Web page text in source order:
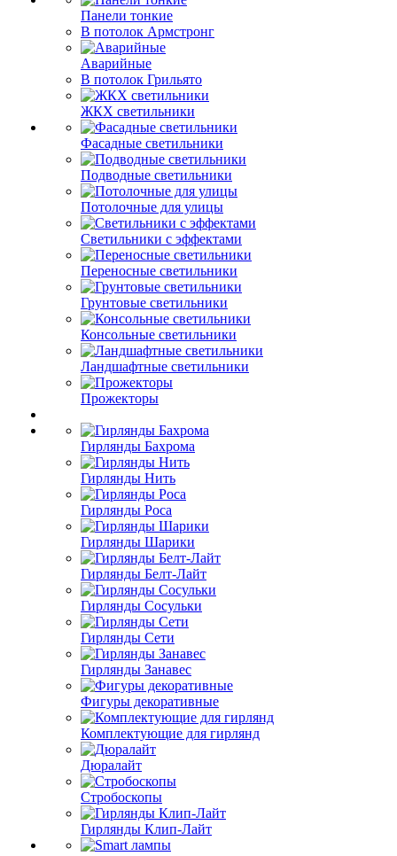
Панели тонкие
В потолок Армстронг
Аварийные
В потолок Грильято
ЖКХ светильники
Фасадные светильники
Подводные светильники
Потолочные для улицы
Светильники с эффектами
Переносные светильники
Грунтовые светильники
Консольные светильники
Ландшафтные светильники
Прожекторы
Гирлянды Бахрома
Гирлянды Нить
Гирлянды Роса
Гирлянды Шарики
Гирлянды Белт-Лайт
Гирлянды Сосульки
Гирлянды Сети
Гирлянды Занавес
Фигуры декоративные
Комплектующие для гирлянд
Дюралайт
Стробоскопы
Гирлянды Клип-Лайт